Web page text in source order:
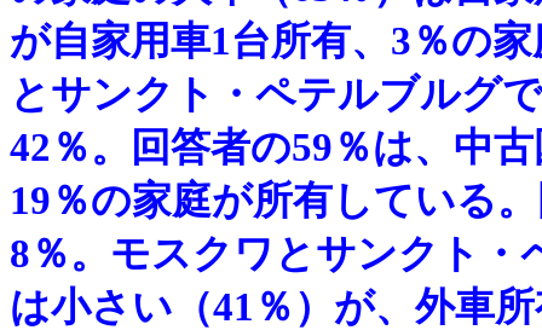
が自家用車1台所有、3％の
とサンクト・ペテルブルグ
42％。回答者の59％は、中
19％の家庭が所有している
8％。モスクワとサンクト・
は小さい（41％）が、外車